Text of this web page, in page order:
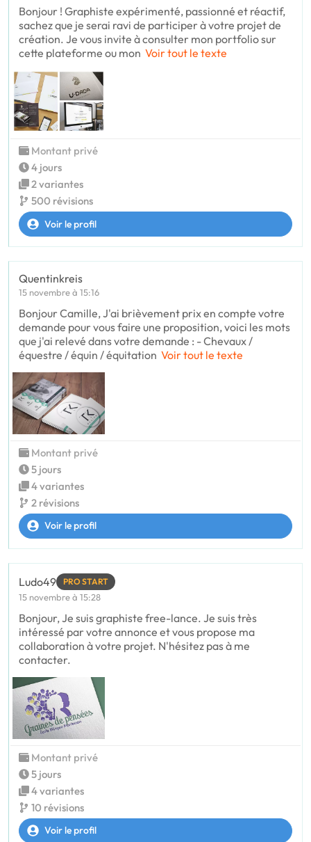
Bonjour ! Graphiste expérimenté, passionné et réactif,
sachez que je serai ravi de participer à votre projet de
création. Je vous invite à consulter mon portfolio sur
cette plateforme ou mon Voir tout le texte
Montant privé
4 jours
2 variantes
500 révisions
Voir le profil
Quentinkreis
15 novembre à 15:16
Bonjour Camille, J'ai brièvement prix en compte votre
demande pour vous faire une proposition, voici les mots
que j'ai relevé dans votre demande : - Chevaux /
équestre / équin / équitation Voir tout le texte
Montant privé
5 jours
4 variantes
2 révisions
Voir le profil
Ludo49 PRO START
15 novembre à 15:28
Bonjour, Je suis graphiste free-lance. Je suis très
intéressé par votre annonce et vous propose ma
collaboration à votre projet. N'hésitez pas à me
contacter.
Montant privé
5 jours
4 variantes
10 révisions
Voir le profil